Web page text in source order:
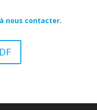
nous contacter.